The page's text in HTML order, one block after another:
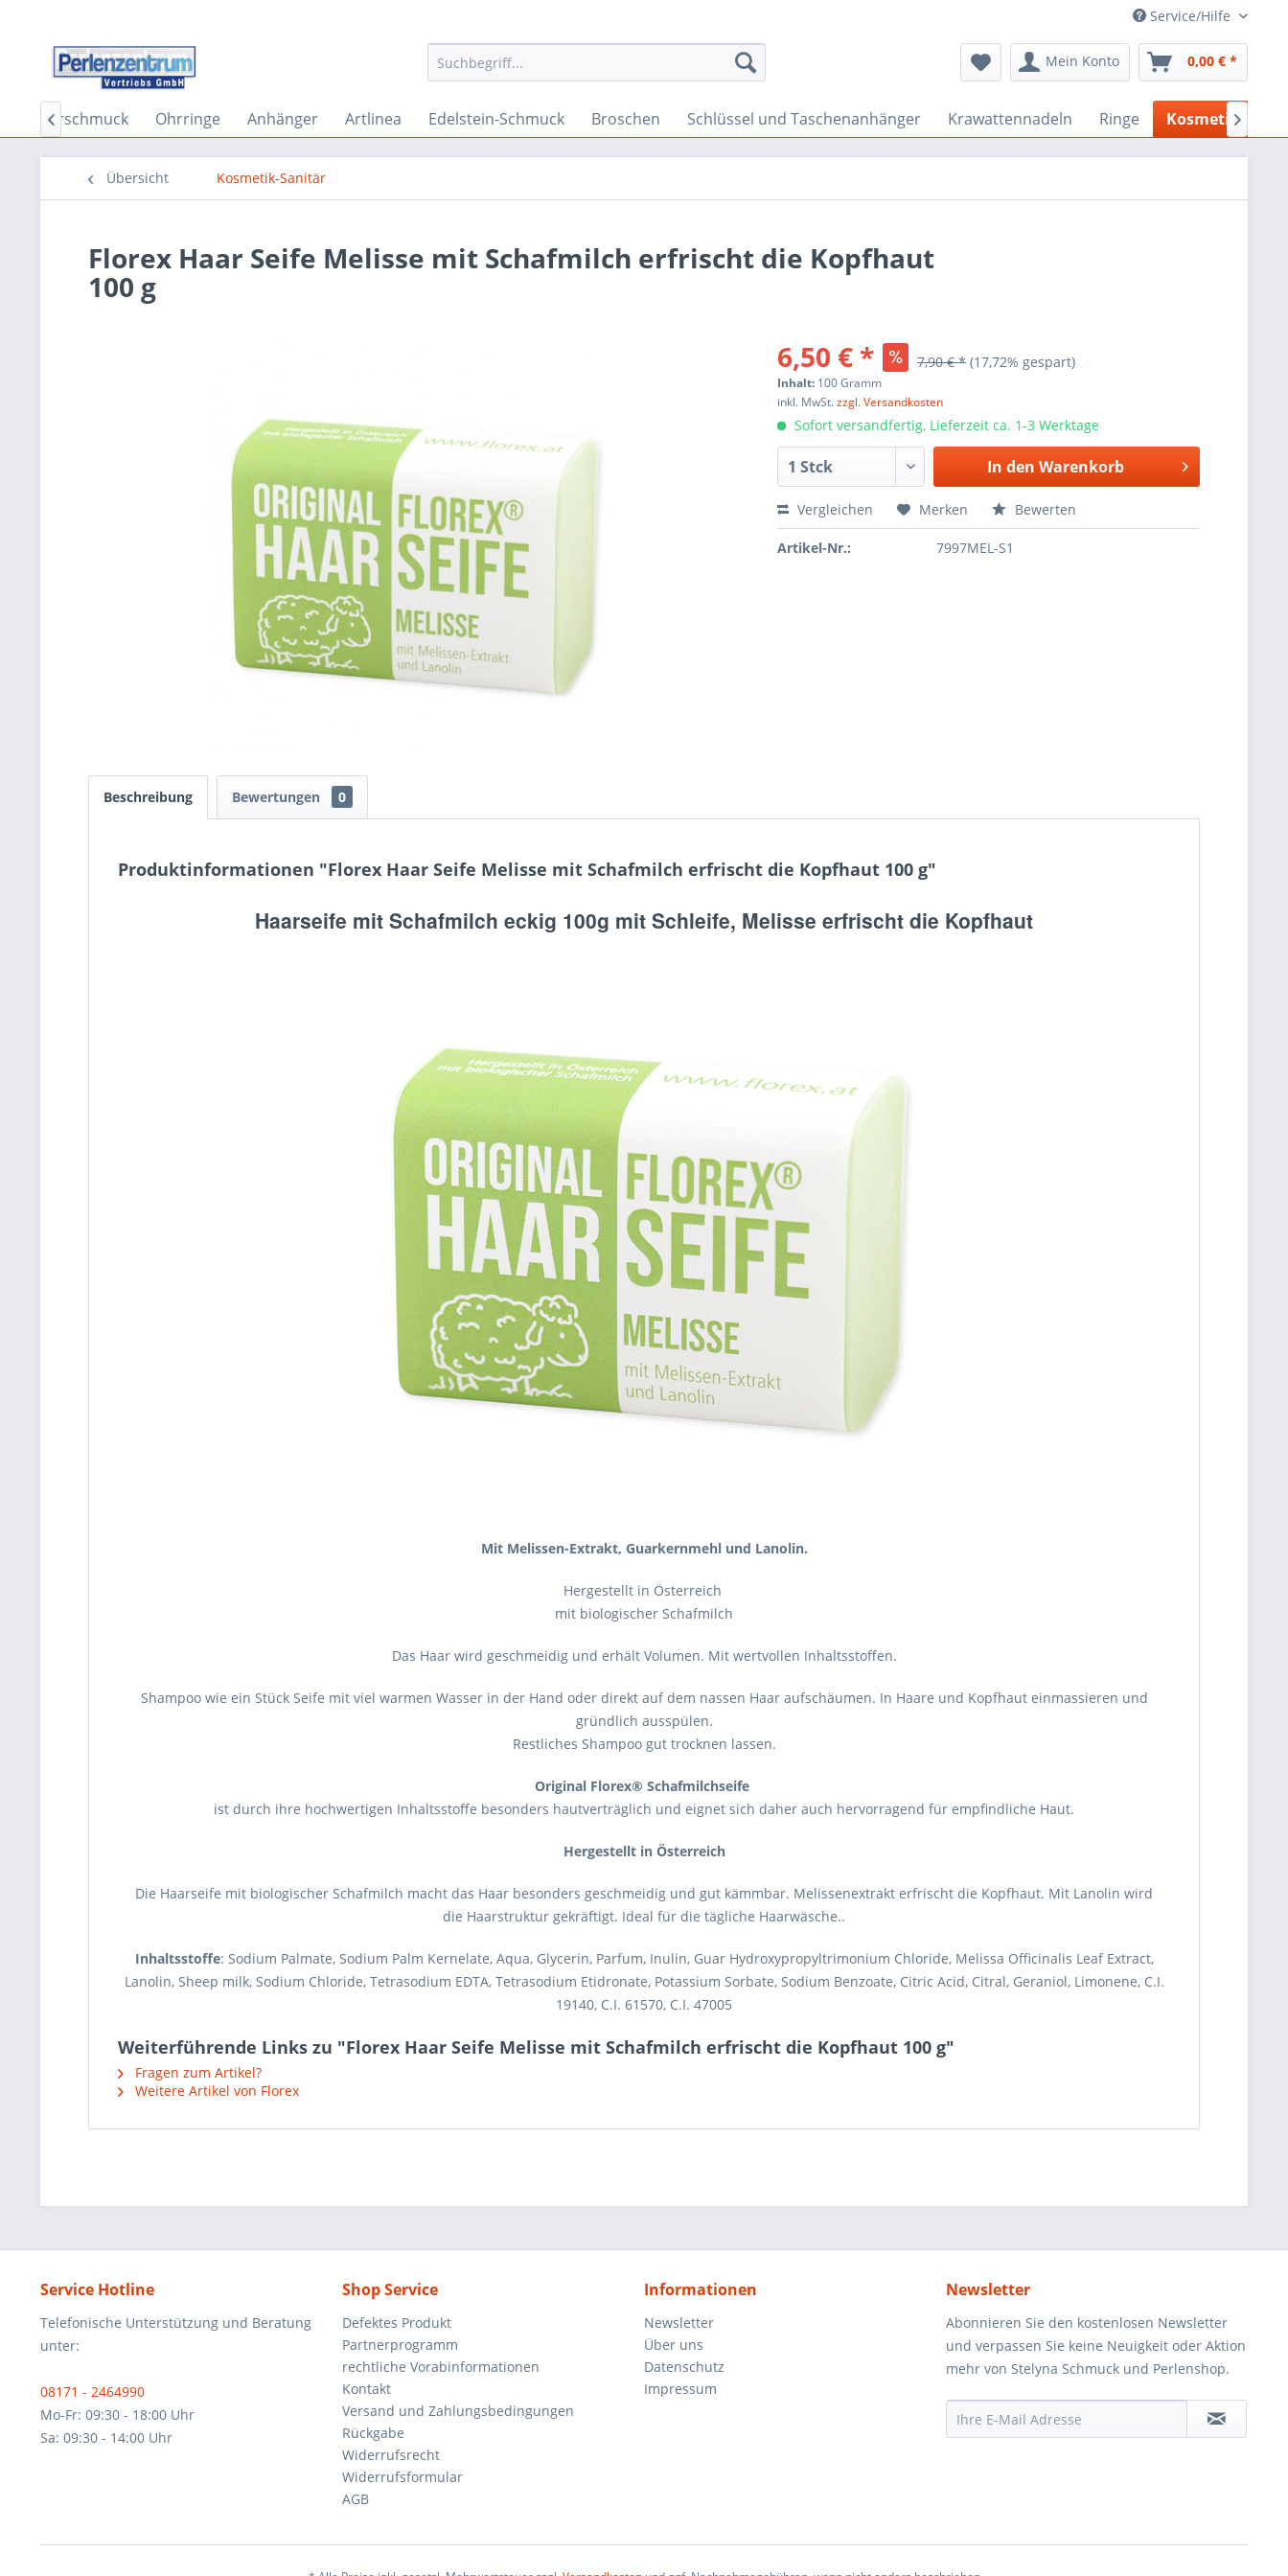
Service/Hilfe
Mein Konto 0,00 € *
Körperschmuck Ohrringe Anhänger Artlinea Edelstein-Schmuck Broschen Schlüssel und Taschenanhänger Krawattennadeln Ringe Kosmetik-
 
Übersicht Kosmetik-Sanitär
Florex Haar Seife Melisse mit Schafmilch erfrischt die Kopfhaut
100 g
6,50 € *
7,90 € * (17,72% gespart)
Inhalt: 100 Gramm
inkl. MwSt.zzgl. Versandkosten
Sofort versandfertig, Lieferzeit ca. 1-3 Werktage
In den Warenkorb
Vergleichen Merken Bewerten
Artikel-Nr.: 7997MEL-S1
Beschreibung Bewertungen 0
Produktinformationen "Florex Haar Seife Melisse mit Schafmilch erfrischt die Kopfhaut 100 g"
Haarseife mit Schafmilch eckig 100g mit Schleife, Melisse erfrischt die Kopfhaut
Mit Melissen-Extrakt, Guarkernmehl und Lanolin.
Hergestellt in Österreich
mit biologischer Schafmilch
Das Haar wird geschmeidig und erhält Volumen. Mit wertvollen Inhaltsstoffen.
Shampoo wie ein Stück Seife mit viel warmen Wasser in der Hand oder direkt auf dem nassen Haar aufschäumen. In Haare und Kopfhaut einmassieren und
gründlich ausspülen.
Restliches Shampoo gut trocknen lassen.
Original Florex® Schafmilchseife
ist durch ihre hochwertigen Inhaltsstoffe besonders hautverträglich und eignet sich daher auch hervorragend für empfindliche Haut.
Hergestellt in Österreich
Die Haarseife mit biologischer Schafmilch macht das Haar besonders geschmeidig und gut kämmbar. Melissenextrakt erfrischt die Kopfhaut. Mit Lanolin wird
die Haarstruktur gekräftigt. Ideal für die tägliche Haarwäsche..
Inhaltsstoffe: Sodium Palmate, Sodium Palm Kernelate, Aqua, Glycerin, Parfum, Inulin, Guar Hydroxypropyltrimonium Chloride, Melissa Officinalis Leaf Extract,
Lanolin, Sheep milk, Sodium Chloride, Tetrasodium EDTA, Tetrasodium Etidronate, Potassium Sorbate, Sodium Benzoate, Citric Acid, Citral, Geraniol, Limonene, C.I.
19140, C.I. 61570, C.I. 47005
Weiterführende Links zu "Florex Haar Seife Melisse mit Schafmilch erfrischt die Kopfhaut 100 g"
Fragen zum Artikel?
Weitere Artikel von Florex
Service Hotline
Telefonische Unterstützung und Beratung
unter:
08171 - 2464990
Mo-Fr: 09:30 - 18:00 Uhr
Sa: 09:30 - 14:00 Uhr
Shop Service
Defektes Produkt
Partnerprogramm
rechtliche Vorabinformationen
Kontakt
Versand und Zahlungsbedingungen
Rückgabe
Widerrufsrecht
Widerrufsformular
AGB
Informationen
Newsletter
Über uns
Datenschutz
Impressum
Newsletter
Abonnieren Sie den kostenlosen Newsletter
und verpassen Sie keine Neuigkeit oder Aktion
mehr von Stelyna Schmuck und Perlenshop.